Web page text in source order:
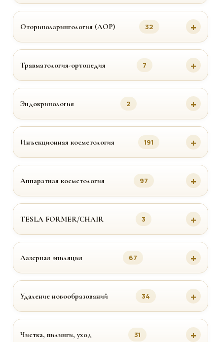
Оториноларингология (ЛОР) 32
Травматология-ортопедия 7
Эндокринология 2
Инъекционная косметология 191
Аппаратная косметология 97
TESLA FORMER/CHAIR 3
Лазерная эпиляция 67
Удаление новообразований 34
Чистка, пилинги, уход 31